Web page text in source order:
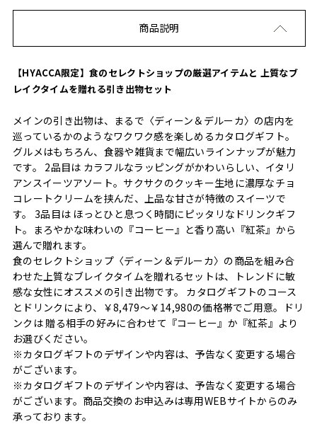
商品説明
【HYACCA限定】食のセレクトショップの厳選アイテムと 上質なブ
レイクタイムを贈れる引き出物セット
メインの引き出物は、まるで〈ディーン＆デルーカ〉の店内を
巡っているかのようなワクワク感を楽しめるカタログギフト。
グルメはもちろん、食器や雑貨まで幅広いラインナップが魅力
です。 2品目は カラフルなラッピングがかわいらしい、イタリ
アンスイーツアソート。サクサクのクッキー生地に濃厚なチョ
コレートクリームを挟んだ、上品な甘さが特徴のスイーツで
す。 3品目は ほっとひと息つく時間にピッタリなドリンクギフ
ト。まろやかな味わいの『コーヒー』と香り高い『紅茶』から
選んで贈れます。
食のセレクトショップ〈ディーン＆デルーカ〉の商品を組み合
わせた上質なブレイクタイムを贈れるセットは、トレンドに敏
感な女性にオススメの引き出物です。 カタログギフトのコース
とドリンクにより、￥8,479～￥14,980の価格帯でご用意。ドリ
ンクは 贈る相手の好みに合わせて『コーヒー』か『紅茶』より
お選びください。
※カタログギフトのデザインや内容は、予告なく変更する場合
がございます。
※カタログギフトのデザインや内容は、予告なく変更する場合
がございます。商品交換のお申込みは専用WEBサイトからのみ
承っております。